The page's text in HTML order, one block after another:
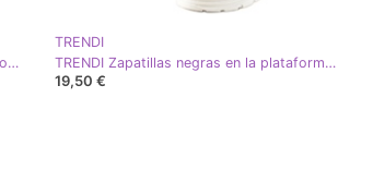
TRENDI Zapatillas En La Plataforma Decorativa negro
TRENDI
TRENDI Zapatillas negras en la plataforma negro
19,50 €